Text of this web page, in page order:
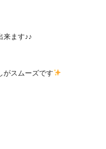
ます♪♪
がスムーズです